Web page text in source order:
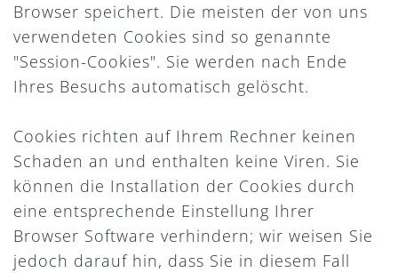
Browser speichert. Die meisten der von uns
verwendeten Cookies sind so genannte
"Session-Cookies". Sie werden nach Ende
Ihres Besuchs automatisch gelöscht.
Cookies richten auf Ihrem Rechner keinen
Schaden an und enthalten keine Viren. Sie
können die Installation der Cookies durch
eine entsprechende Einstellung Ihrer
Browser Software verhindern; wir weisen Sie
jedoch darauf hin, dass Sie in diesem Fall